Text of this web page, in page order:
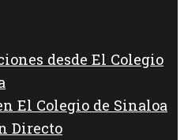
desde El Colegio
El Colegio de Sinaloa
Directo